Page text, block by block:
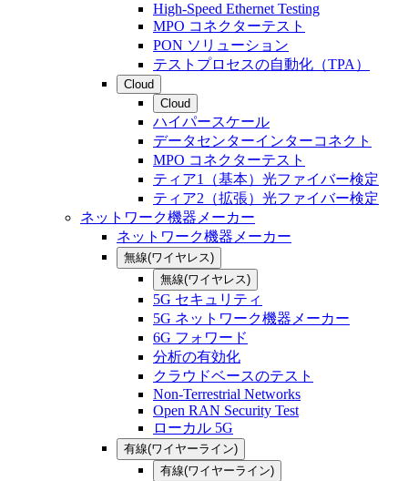
High-Speed Ethernet Testing
MPO コネクターテスト
PON ソリューション
テストプロセスの自動化（TPA）
Cloud
Cloud
ハイパースケール
データセンターインターコネクト
MPO コネクターテスト
ティア1（基本）光ファイバー検定
ティア2（拡張）光ファイバー検定
ネットワーク機器メーカー
ネットワーク機器メーカー
無線(ワイヤレス)
無線(ワイヤレス)
5G セキュリティ
5G ネットワーク機器メーカー
6G フォワード
分析の有効化
クラウドベースのテスト
Non-Terrestrial Networks
Open RAN Security Test
ローカル 5G
有線(ワイヤーライン)
有線(ワイヤーライン)